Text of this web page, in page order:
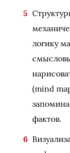
логику
(mind
фактов.